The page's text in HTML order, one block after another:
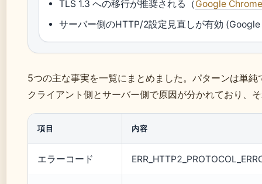
TLS 1.3 への移行が推奨される（Google
サーバー側のHTTP/2設定見直しが有効
5つの主な事実を一覧にまとめました。パターンは単純
クライアント側とサーバー側で原因が分かれており、
項目 内容
エラーコード